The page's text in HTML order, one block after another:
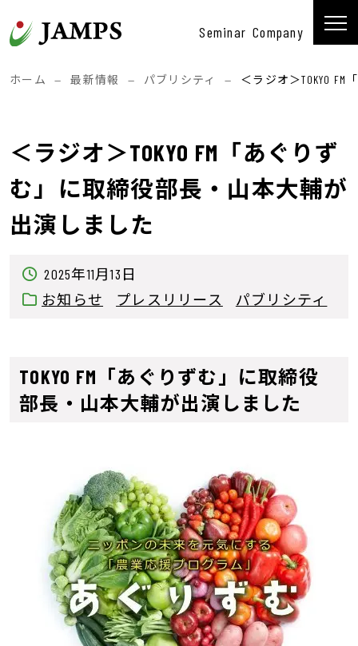
メインナビゲーション
Seminar Company
ホーム — 最新情報 — パブリシティ — ＜ラジオ＞TOKYO
＜ラジオ＞TOKYO FM「あぐりず
む」に取締役部長・山本大輔が
出演しました
2025年11月13日
お知らせ
プレスリリース パブリシティ
TOKYO FM「あぐりずむ」に取締役
部長・山本大輔が出演しました